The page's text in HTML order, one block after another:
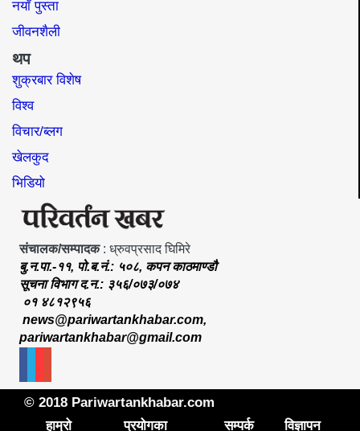
नयाँ पुस्ता
जीवनशैली
थप
शुक्रबार विशेष
विश्व
विचार/ब्लग
खेलकुद
भिडियो
संचालक/सम्पादक: ध्रुवप्रसाद घिमिरे
बु.न.पा.-११, पो.ब.नं.: ५०८, कपन काठमाण्डौ
सूचना विभाग द.न.: ३५६/०७३/०७४
०१ ४८१२९५६
news@pariwartankhabar.com,
pariwartankhabar@gmail.com
© 2018 Pariwartankhabar.com
हाम्रो
प्रयोगका सम्पर्क विज्ञापन